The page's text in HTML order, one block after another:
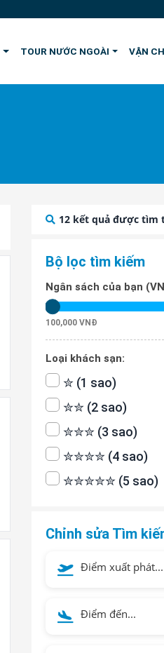
TOUR NƯỚC NGOÀI VẬN
12 kết quả được tìm
Bộ lọc tìm kiếm
Ngân sách của bạn
100,000 VNĐ
Loại khách sạn:
✮ (1 sao)
✮✮ (2 sao)
✮✮✮ (3 sao)
✮✮✮✮ (4 sao)
✮✮✮✮✮ (5 sao)
Chỉnh sửa Tìm
Điểm xuất phát...
Điểm đến...